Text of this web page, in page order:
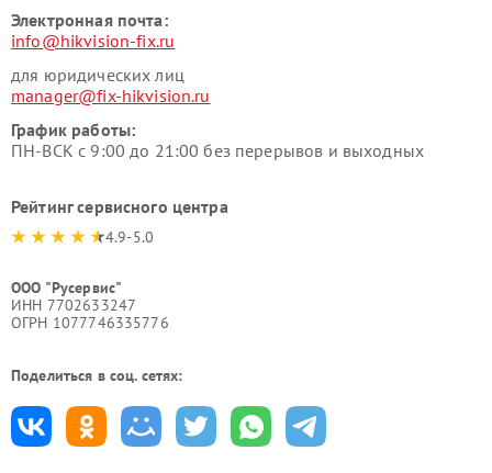
Электронная почта:
info@hikvision-fix.ru
для юридических лиц
manager@fix-hikvision.ru
График работы:
ПН-ВСК с 9:00 до 21:00 без перерывов и выходных
Рейтинг сервисного центра
4.9-5.0
ООО "Русервис"
ИНН 7702633247
ОГРН 1077746335776
Поделиться в соц. сетях: